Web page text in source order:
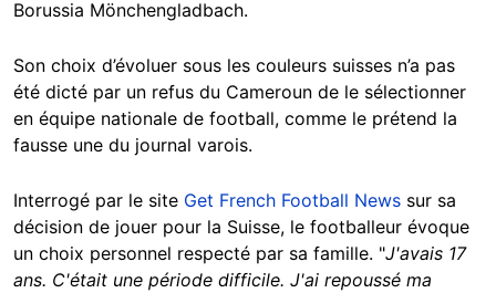
Borussia Mönchengladbach.
Son choix d’évoluer sous les couleurs suisses n’a pas
été dicté par un refus du Cameroun de le sélectionner
en équipe nationale de football, comme le prétend la
fausse une du journal varois.
Interrogé par le site Get French Football News sur sa
décision de jouer pour la Suisse, le footballeur évoque
un choix personnel respecté par sa famille. "J'avais 17
ans. C'était une période difficile. J'ai repoussé ma